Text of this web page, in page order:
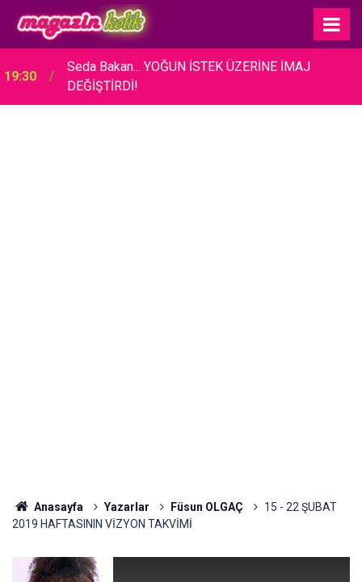
19:30
Seda Bakan... YOĞUN İSTEK ÜZERİNE İMAJ
DEĞİŞTİRDİ!
Anasayfa Yazarlar Füsun OLGAÇ
15 - 22 ŞUBAT
2019 HAFTASININ VİZYON TAKVİMİ